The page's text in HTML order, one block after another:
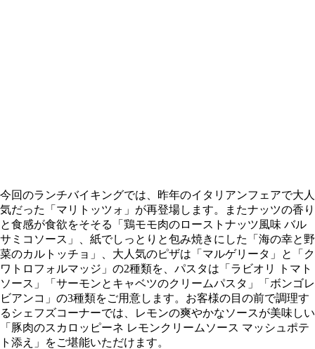
今回のランチバイキングでは、昨年のイタリアンフェアで大人
気だった「マリトッツォ」が再登場します。またナッツの香り
と食感が食欲をそそる「鶏モモ肉のローストナッツ風味 バル
サミコソース」、紙でしっとりと包み焼きにした「海の幸と野
菜のカルトッチョ」、大人気のピザは「マルゲリータ」と「ク
ワトロフォルマッジ」の2種類を、パスタは「ラビオリ トマト
ソース」「サーモンとキャベツのクリームパスタ」「ボンゴレ
ビアンコ」の3種類をご用意します。お客様の目の前で調理す
るシェフズコーナーでは、レモンの爽やかなソースが美味しい
「豚肉のスカロッピーネ レモンクリームソース マッシュポテ
ト添え」をご堪能いただけます。